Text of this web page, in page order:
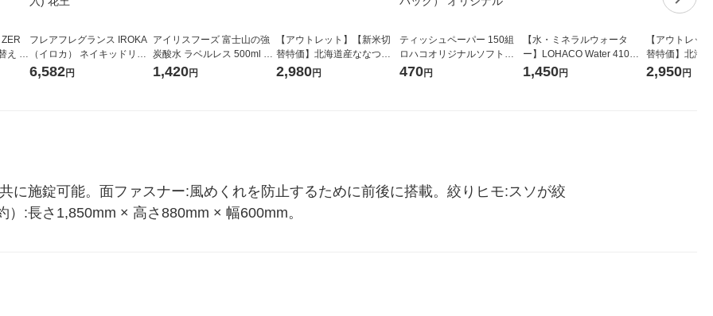
え メ
フレアフレグランス IROKA
（イロカ） ネイキッドリリ
ーの香り 柔軟剤 詰め替え 超
6,582円
アイリスフーズ 富士山の強
炭酸水 ラベルレス 500ml 1
箱（24本入）
1,420円
【アウトレット】【新米切
替特価】北海道産ななつぼ
し 無洗米 5kg 1袋 令和7年産
2,980円
ティッシュペーパー 150組
ロハコオリジナルソフトパ
ックティッシュ フィオナ オ
470円
【水・ミネラルウォータ
ー】LOHACO Water 410ml
1箱（20本入）ラベルレス
1,450円
【アウトレッ
替特価】北海
し 精白米 5kg
2,950円
に施錠可能。面ファスナー:風めくれを防止するために前後に搭載。絞りヒモ:スソが絞
:長さ1,850mm × 高さ880mm × 幅600mm。